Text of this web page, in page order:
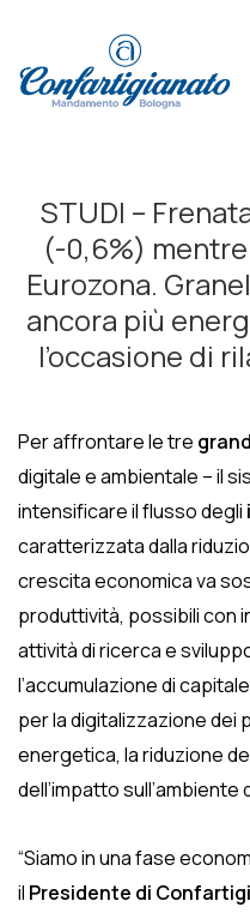
Principale
STUDI –
(-0,6%)
Eurozona.
ancora più
l’occasione di
Per affrontare le tre
digitale e ambientale – il
intensificare il flusso degli
caratterizzata dalla
crescita economica va
produttività, possibili con
attività di ricerca e
l’accumulazione di
per la digitalizzazione dei
energetica, la riduzione
dell’impatto sull’ambiente
“Siamo in una fase
il Presidente di